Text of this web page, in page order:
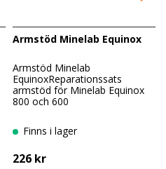
Armstöd Minelab Equinox
Armstöd Minelab
EquinoxReparationssats
armstöd för Minelab Equinox
800 och 600
Finns i lager
226 kr